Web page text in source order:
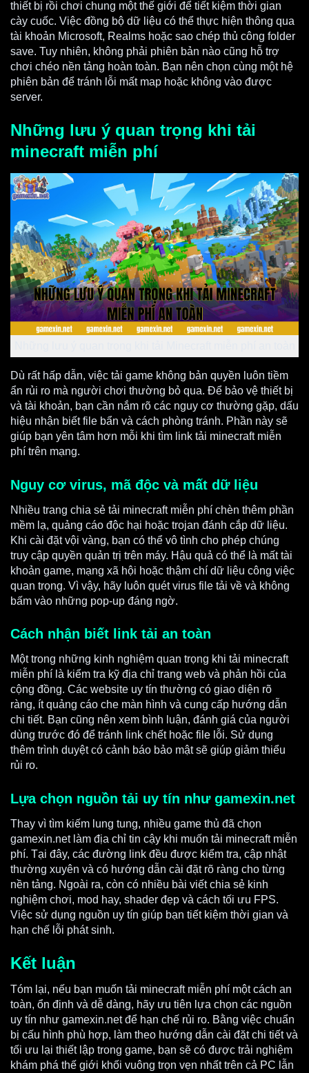
thiết bị rồi chơi chung một thế giới để tiết kiệm thời gian
cày cuốc. Việc đồng bộ dữ liệu có thể thực hiện thông qua
tài khoản Microsoft, Realms hoặc sao chép thủ công folder
save. Tuy nhiên, không phải phiên bản nào cũng hỗ trợ
chơi chéo nền tảng hoàn toàn. Bạn nên chọn cùng một hệ
phiên bản để tránh lỗi mất map hoặc không vào được
server.
Những lưu ý quan trọng khi tải
minecraft miễn phí
Dù rất hấp dẫn, việc tải game không bản quyền luôn tiềm
ẩn rủi ro mà người chơi thường bỏ qua. Để bảo vệ thiết bị
và tài khoản, bạn cần nắm rõ các nguy cơ thường gặp, dấu
hiệu nhận biết file bẩn và cách phòng tránh. Phần này sẽ
giúp bạn yên tâm hơn mỗi khi tìm link tải minecraft miễn
phí trên mạng.
Nguy cơ virus, mã độc và mất dữ liệu
Nhiều trang chia sẻ tải minecraft miễn phí chèn thêm phần
mềm lạ, quảng cáo độc hại hoặc trojan đánh cắp dữ liệu.
Khi cài đặt vội vàng, bạn có thể vô tình cho phép chúng
truy cập quyền quản trị trên máy. Hậu quả có thể là mất tài
khoản game, mạng xã hội hoặc thậm chí dữ liệu công việc
quan trọng. Vì vậy, hãy luôn quét virus file tải về và không
bấm vào những pop-up đáng ngờ.
Cách nhận biết link tải an toàn
Một trong những kinh nghiệm quan trọng khi tải minecraft
miễn phí là kiểm tra kỹ địa chỉ trang web và phản hồi của
cộng đồng. Các website uy tín thường có giao diện rõ
ràng, ít quảng cáo che màn hình và cung cấp hướng dẫn
chi tiết. Bạn cũng nên xem bình luận, đánh giá của người
dùng trước đó để tránh link chết hoặc file lỗi. Sử dụng
thêm trình duyệt có cảnh báo bảo mật sẽ giúp giảm thiểu
rủi ro.
Lựa chọn nguồn tải uy tín như gamexin.net
Thay vì tìm kiếm lung tung, nhiều game thủ đã chọn
gamexin.net làm địa chỉ tin cậy khi muốn tải minecraft miễn
phí. Tại đây, các đường link đều được kiểm tra, cập nhật
thường xuyên và có hướng dẫn cài đặt rõ ràng cho từng
nền tảng. Ngoài ra, còn có nhiều bài viết chia sẻ kinh
nghiệm chơi, mod hay, shader đẹp và cách tối ưu FPS.
Việc sử dụng nguồn uy tín giúp bạn tiết kiệm thời gian và
hạn chế lỗi phát sinh.
Kết luận
Tóm lại, nếu bạn muốn tải minecraft miễn phí một cách an
toàn, ổn định và dễ dàng, hãy ưu tiên lựa chọn các nguồn
uy tín như gamexin.net để hạn chế rủi ro. Bằng việc chuẩn
bị cấu hình phù hợp, làm theo hướng dẫn cài đặt chi tiết và
tối ưu lại thiết lập trong game, bạn sẽ có được trải nghiệm
khám phá thế giới khối vuông trọn vẹn nhất trên cả PC lẫn